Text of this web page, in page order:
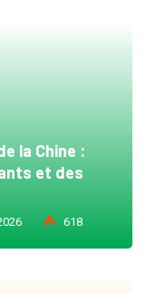
la Chine :
et des
618